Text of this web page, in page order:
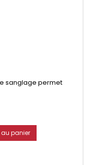
sanglage permet
moins d’une
au panier